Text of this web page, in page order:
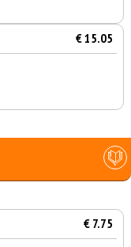
€ 15.05
€ 7.75